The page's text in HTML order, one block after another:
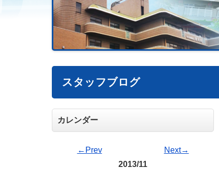
スタッフブログ
カレンダー
←Prev
Next→
2013/11